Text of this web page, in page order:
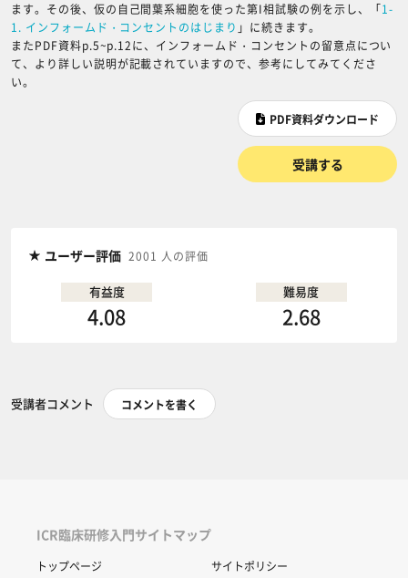
ます。その後、仮の自己間葉系細胞を使った第I相試験の例を示し、「1-
1. インフォームド・コンセントのはじまり 」に続きます。
またPDF資料p.5~p.12に、インフォームド・コンセントの留意点につい
て、より詳しい説明が記載されていますので、参考にしてみてくださ
い。
PDF資料ダウンロード
受講する
ユーザー評価 2001 人の評価
有益度
4.08
難易度
2.68
受講者コメント コメントを書く
ICR臨床研修入門サイトマップ
トップページ サイトポリシー